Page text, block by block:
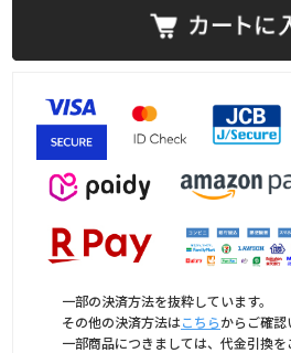
一部の決済方法を抜粋しています。
その他の決済方法はこちらからご確認
一部商品につきましては、代金引換を